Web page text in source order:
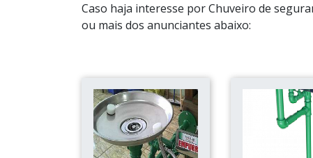
Caso haja interesse por Chuveiro de
ou mais dos anunciantes abaixo: